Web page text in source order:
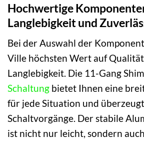
Hochwertige
Langlebigkeit und
Bei der Auswahl der
Ville höchsten Wert auf
Langlebigkeit. Die 11-Gang
Schaltung bietet Ihnen eine
für jede Situation und
Schaltvorgänge. Der stabile
ist nicht nur leicht, sondern